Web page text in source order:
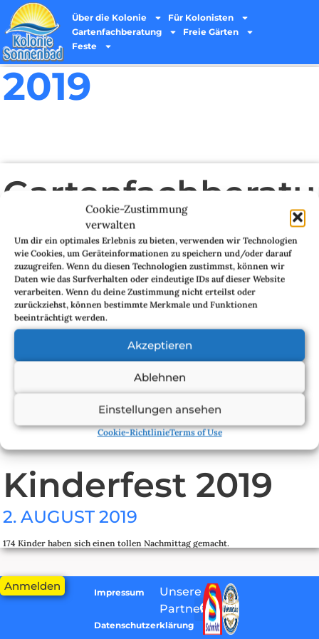
Cookie-Zustimmung
verwalten
Um dir ein optimales Erlebnis zu bieten, verwenden wir Technologien
wie Cookies, um Geräteinformationen zu speichern und/oder darauf
zuzugreifen. Wenn du diesen Technologien zustimmst, können wir
Daten wie das Surfverhalten oder eindeutige IDs auf dieser Website
verarbeiten. Wenn du deine Zustimmung nicht erteilst oder
zurückziehst, können bestimmte Merkmale und Funktionen
beeinträchtigt werden.
Akzeptieren
Ablehnen
Einstellungen ansehen
Cookie-RichtlinieTerms of Use
Über die Kolonie
Für Kolonisten
Gartenfachberatung
Freie Gärten
Feste
2019
14. NOVEMBER 2024
Unsere Kolonie hat folgende Gartenfachberater:
Heike
Bianka
Bei Fragen zu Pflanzen, deren Krankheiten, Anbaumöglichkeiten können Sie
sich gerne deren fachkräftige Hilfe hinzuziehen.
An jedem dritten Samstag im Monat findet in der Kolonielaube das
Gartenfachberatung Treffen statt, bei dem jeder Kolonist willkommen ist.
Einmal im Jahr führt der Vorstand und die Gartenfachberatung eine
Kinderfest 2019
2. AUGUST 2019
174 Kinder haben sich einen tollen Nachmittag gemacht.
wieder mehr Geld in Attraktionen investieren.
Neben den Ponies hatten wir auch wieder die Riesenrutsche und als neue
Attraktion einen Leierkastenmann, der den Kindern sogar erlaubt hat, selber
an der Leier zu drehen.
Anmelden Impressum
Datenschutzerklärung
Unsere
Partner: